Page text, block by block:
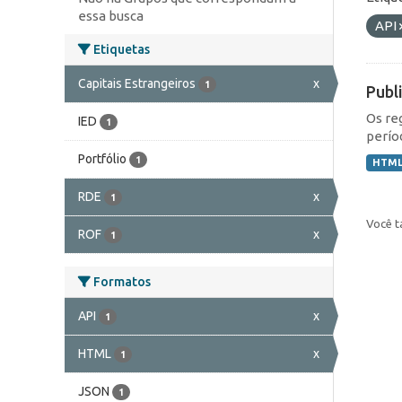
essa busca
Etiquetas
Capitais Estrangeiros 1 x
IED 1
Portfólio 1
RDE 1 x
ROF 1 x
Formatos
API 1 x
HTML 1 x
JSON 1
API
Os
Você